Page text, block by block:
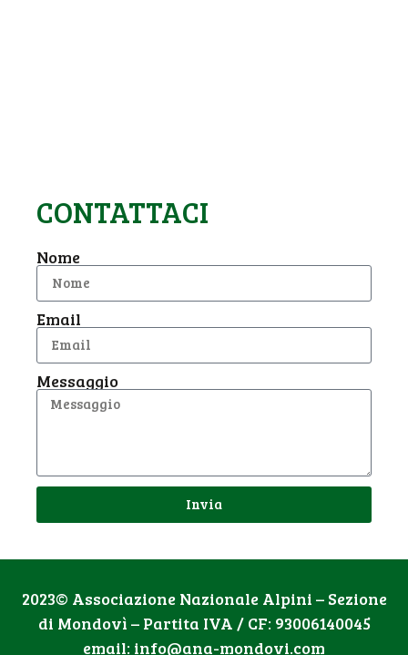
CONTATTACI
Nome
Email
Messaggio
Invia
2023© Associazione Nazionale Alpini – Sezione
di Mondovì – Partita IVA / CF: 93006140045
email: info@ana-mondovi.com